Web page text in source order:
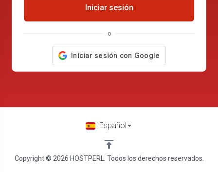
Iniciar sesión
o
Copyright © 2026 HOSTPERL. Todos los derechos reservados.
Español